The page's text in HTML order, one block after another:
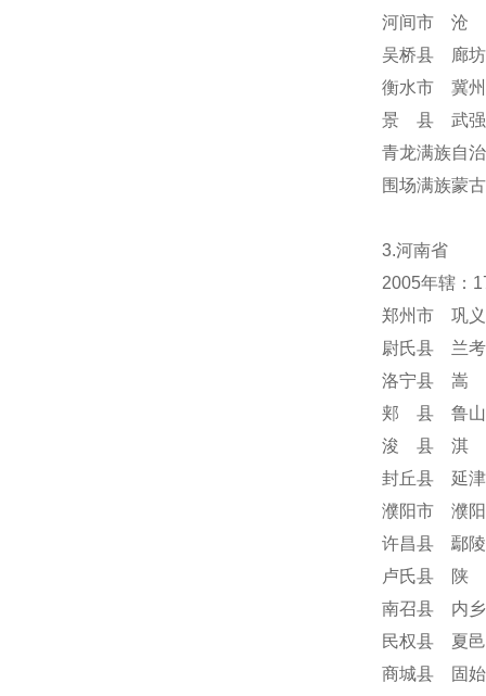
河间市 沧
吴桥县 廊
衡水市 冀
景 县 武强
青龙满族自
围场满族蒙
3.河南省
2005年辖：
郑州市 巩
尉氏县 兰
洛宁县 嵩
郏 县 鲁
浚 县 淇
封丘县 延
濮阳市 濮
许昌县 鄢
卢氏县 陕
南召县 内
民权县 夏
商城县 固